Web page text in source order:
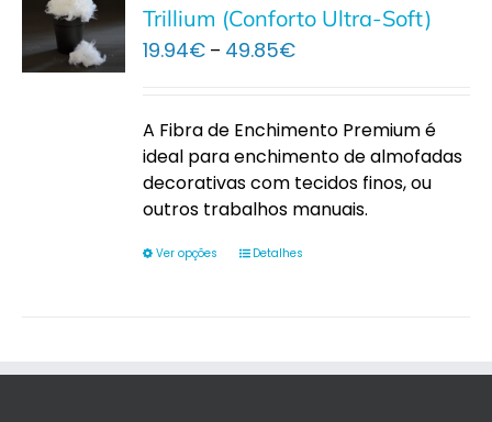
Trillium (Conforto Ultra-Soft)
19.94€ – 49.85€Price
through
49.85€
A Fibra de Enchimento Premium é
ideal para enchimento de almofadas
decorativas com tecidos finos, ou
outros trabalhos manuais.
Ver opções Detalhes